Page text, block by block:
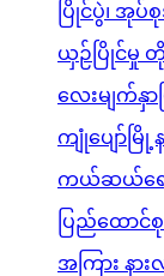
ပြိုင်ပွဲ၊ အု
ယှဉ်ပြိုင်မှု
လေးမျက်နှ
ကျုံပျော်မ
ကယ်ဆယ်ရေ
ပြည်ထောင်
အကြား နာ